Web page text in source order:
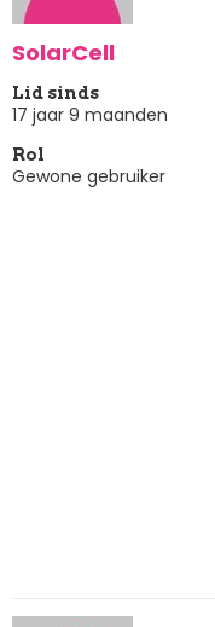
SolarCell
Lid sinds
17 jaar 9 maanden
Rol
Gewone gebruiker